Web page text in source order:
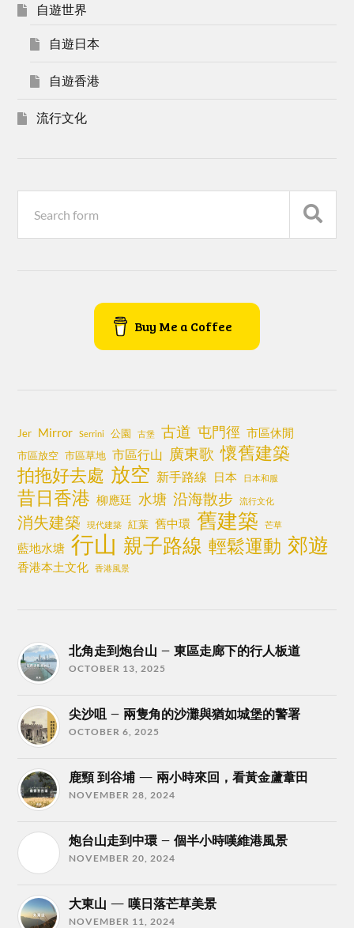
自遊世界
自遊日本
自遊香港
流行文化
Buy Me a Coffee
Jer Mirror Serrini 公園 古堡 古道 屯門徑 市區休閒
市區放空 市區草地 市區行山 廣東歌 懷舊建築
拍拖好去處 放空 新手路線 日本 日本和服
昔日香港 柳應廷 水塘 沿海散步 流行文化
消失建築 現代建築 紅葉 舊中環 舊建築 芒草
藍地水塘 行山 親子路線 輕鬆運動 郊遊
香港本土文化 香港風景
北角走到炮台山 – 東區走廊下的行人板道
OCTOBER 13, 2025
尖沙咀 – 兩隻角的沙灘與猶如城堡的警署
OCTOBER 6, 2025
鹿頸 到谷埔 — 兩小時來回，看黃金蘆葦田
NOVEMBER 28, 2024
炮台山走到中環 – 個半小時嘆維港風景
NOVEMBER 20, 2024
大東山 — 嘆日落芒草美景
NOVEMBER 11, 2024